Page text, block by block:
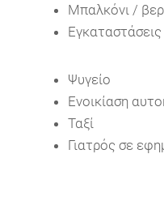
Μπαλκόνι /
Εγκαταστάσεις
Ψυγείο
Ενοικίαση
Ταξί
Γιατρός σε